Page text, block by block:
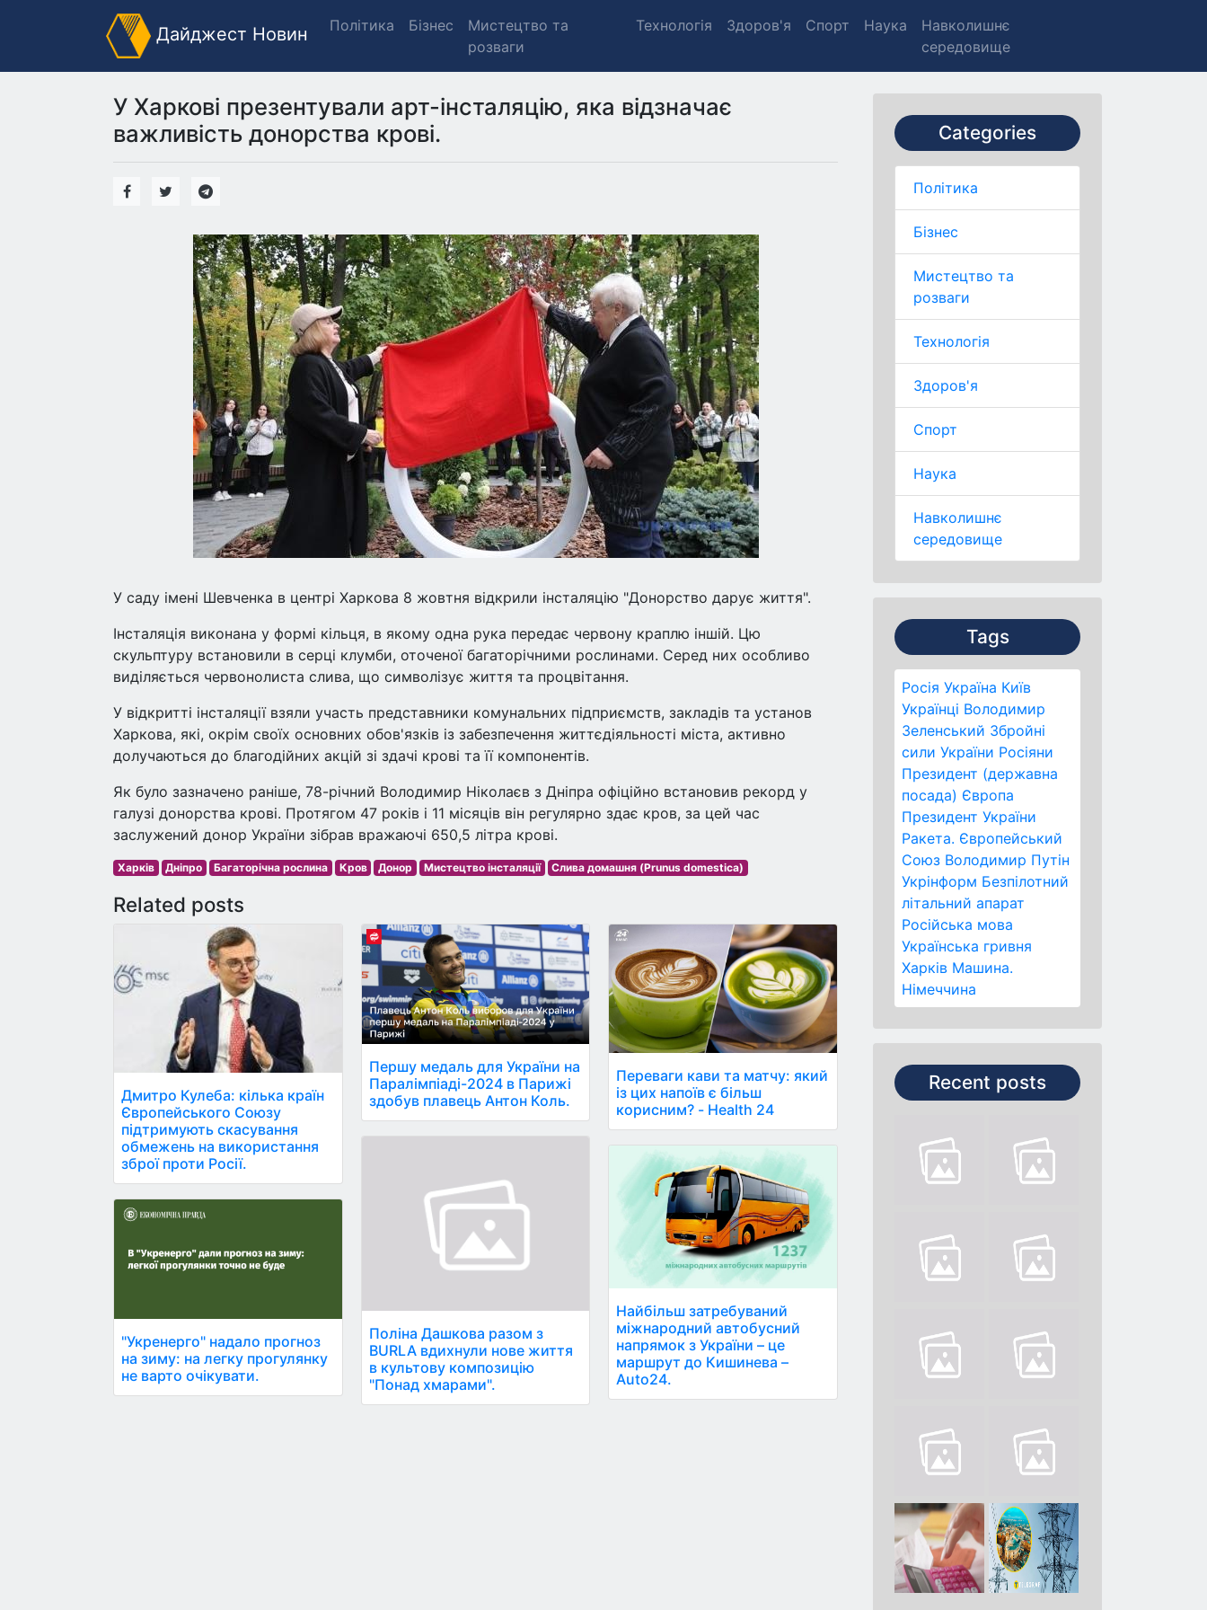
Дайджест Новин Політика Бізнес
Мистецтво та
розваги
Технологія Здоров'я Спорт Наука
Навколишнє
середовище
Categories
Політика
Бізнес
Мистецтво та
розваги
Технологія
Здоров'я
Спорт
Наука
Навколишнє
середовище
Tags
Росія Україна Київ
Українці Володимир
Зеленський Збройні
сили України Росіяни
Президент (державна
посада) Європа
Президент України
Ракета. Європейський
Союз Володимир Путін
Укрінформ Безпілотний
літальний апарат
Російська мова
Українська гривня
Харків Машина.
Німеччина
Recent posts
У Харкові презентували арт-інсталяцію, яка відзначає
важливість донорства крові.
У саду імені Шевченка в центрі Харкова 8 жовтня відкрили інсталяцію "Донорство дарує життя".
Інсталяція виконана у формі кільця, в якому одна рука передає червону краплю іншій. Цю
скульптуру встановили в серці клумби, оточеної багаторічними рослинами. Серед них особливо
виділяється червонолиста слива, що символізує життя та процвітання.
У відкритті інсталяції взяли участь представники комунальних підприємств, закладів та установ
Харкова, які, окрім своїх основних обов'язків із забезпечення життєдіяльності міста, активно
долучаються до благодійних акцій зі здачі крові та її компонентів.
Як було зазначено раніше, 78-річний Володимир Ніколаєв з Дніпра офіційно встановив рекорд у
галузі донорства крові. Протягом 47 років і 11 місяців він регулярно здає кров, за цей час
заслужений донор України зібрав вражаючі 650,5 літра крові.
Харків Дніпро Багаторічна рослина Кров Донор Мистецтво інсталяції Слива домашня (Prunus domestica)
Related posts
Дмитро Кулеба: кілька країн
Європейського Союзу
підтримують скасування
обмежень на використання
зброї проти Росії.
"Укренерго" надало прогноз
на зиму: на легку прогулянку
не варто очікувати.
Першу медаль для України на
Паралімпіаді-2024 в Парижі
здобув плавець Антон Коль.
Поліна Дашкова разом з
BURLA вдихнули нове життя
в культову композицію
"Понад хмарами".
Переваги кави та матчу: який
із цих напоїв є більш
корисним? - Health 24
Найбільш затребуваний
міжнародний автобусний
напрямок з України – це
маршрут до Кишинева –
Auto24.